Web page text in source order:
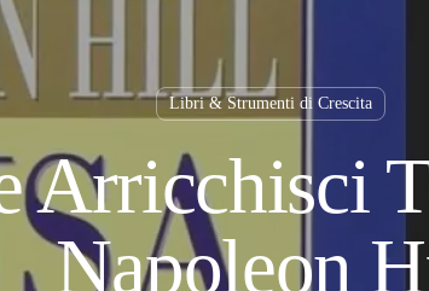
Libri & Strumenti di Crescita
Arricchisci
Napoleon